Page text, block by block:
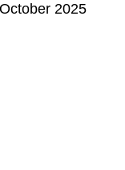
2025